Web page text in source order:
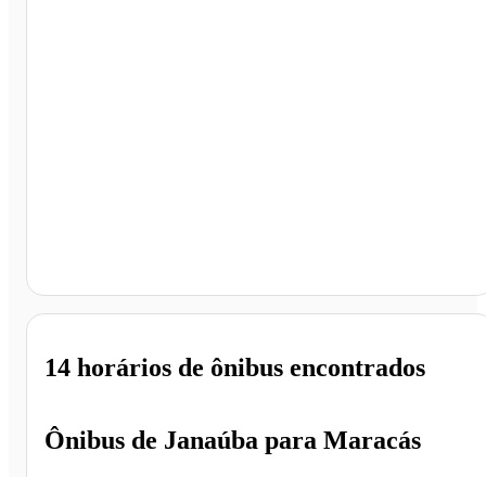
Ônibus de Janaúba para Maracás
14 horários de ônibus encontrados